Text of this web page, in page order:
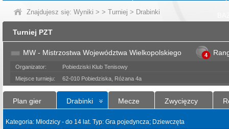
Znajdujesz się: Wyniki > > Turniej > Drabinki
Turniej PZT
MW - Mistrzostwa Województwa Wielkopolskiego 4
Organizator:
Pobiedziski Klub Tenisowy
Miejsce turnieju:
62-010 Pobiedziska, Różana 4a
Plan gier Drabinki Mecze Zwycięzcy
Kategoria: Młodzicy - do 14 lat. Typ: Gra pojedyncza; Dziewczęta